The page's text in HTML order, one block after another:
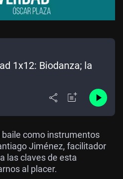
1x12: Biodanza; la
baile como instrumentos
Jiménez, facilitador
las claves de esta
al placer.